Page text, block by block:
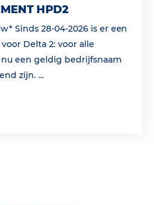
HPD2
Sinds 28-04-2026 is er een
Delta 2: voor alle
een geldig bedrijfsnaam
zijn. ...